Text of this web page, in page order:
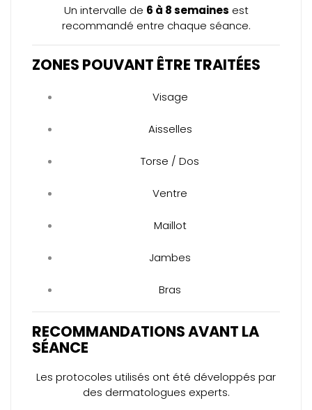
Un intervalle de 6 à 8 semaines est
recommandé entre chaque séance.
ZONES POUVANT ÊTRE TRAITÉES
Visage
Aisselles
Torse / Dos
Ventre
Maillot
Jambes
Bras
RECOMMANDATIONS AVANT LA
SÉANCE
Les protocoles utilisés ont été développés par
des dermatologues experts.